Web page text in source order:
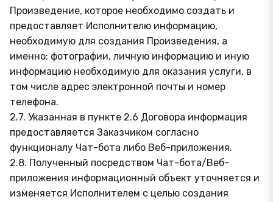
Произведение, которое необходимо создать и
предоставляет Исполнителю информацию,
необходимую для создания Произведения, а
именно: фотографии, личную информацию и иную
информацию необходимую для оказания услуги, в
том числе адрес электронной почты и номер
телефона.
2.7. Указанная в пункте 2.6 Договора информация
предоставляется Заказчиком согласно
функционалу Чат-бота либо Веб-приложения.
2.8. Полученный посредством Чат-бота/Веб-
приложения информационный объект уточняется и
изменяется Исполнителем с целью создания